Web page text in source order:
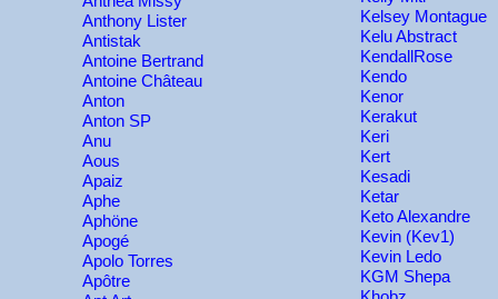
Kelsey Montague
Kelu Abstract
KendallRose
Kendo
Kenor
Kerakut
Keri
Kert
Kesadi
Ketar
Keto Alexandre
Kevin (Kev1)
Kevin Ledo
KGM Shepa
Anthony Lister
Antistak
Antoine Bertrand
Antoine Château
Anton
Anton SP
Anu
Aous
Apaiz
Aphe
Aphöne
Apogé
Apolo Torres
Apôtre